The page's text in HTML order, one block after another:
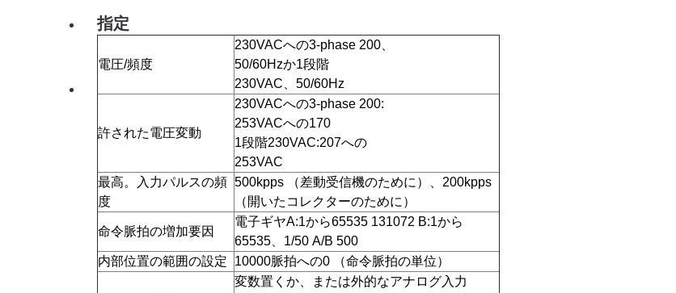
指定
電圧/頻度
230VACへの3-phase 200、
50/60Hzか1段階
230VAC、50/60Hz
許された電圧変動
230VACへの3-phase 200:
253VACへの170
1段階230VAC:207への
253VAC
最高。入力パルスの頻
度
500kpps （差動受信機のために）、200kpps
（開いたコレクターのために）
命令脈拍の増加要因
電子ギヤA:1から65535 131072 B:1から
65535、1/50 A/B 500
内部位置の範囲の設定
10000脈拍への0 （命令脈拍の単位）
変数置くか、または外的なアナログ入力